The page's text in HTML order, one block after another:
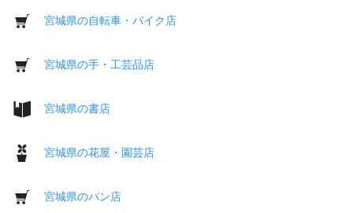
宮城県の自転車・バイク店
宮城県の手・工芸品店
宮城県の書店
宮城県の花屋・園芸店
宮城県のパン店